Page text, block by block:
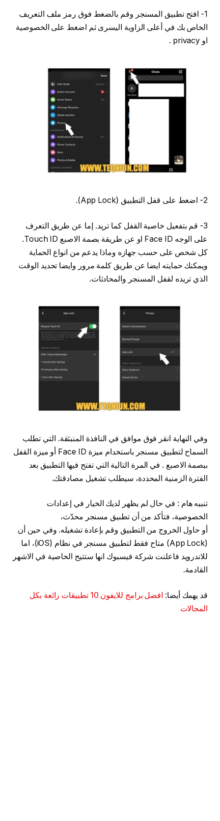
1- افتح تطبيق المسنجر وقم بالضغط فوق رمز ملف التعريف
الخاص بك في أعلى الزاوية اليسرى ثم اضغط على الخصوصية
او privacy .
2- اضغط على قفل التطبيق (App Lock).
3- قم بتفعيل خاصية القفل كما تريد. إما عن طريق التعرف
على الوجه Face ID او عن طريقة بصمة الاصبع Touch ID.
كل شخص على حسب جهازه وماذا يدعم من انواع الحماية
ويمكنك حمايته ايضا عن طريق كلمة مرور وايضا تحديد الوقت
الذي تريده لقفل المسنجر والمحادثات.
وفي النهاية انقر فوق موافق في النافذة المنبثقة. التي تطلب
السماح لتطبيق مسنجر باستخدام ميزة Face ID أو ميزة القفل
ببصمة الاصبع . في المرة التالية التي تفتح فيها التطبيق بعد
الفترة الزمنية المحددة، سيطلب تشغيل مصادقتك.
تنبيه هام : في حال لم يظهر لديك الخيار في إعدادات
الخصوصية، فتأكد من أن تطبيق مسنجر محدّث،
أو حاول الخروج من التطبيق وقم بإعادة تشغيله. وفي حين أن
(App Lock) متاح فقط لتطبيق مسنجر في نظام (iOS)، اما
للاندرويد فاعلنت شركة فيسبوك انها ستتيح الخاصية في الاشهر
القادمة.
قد يهمك أيضا:
افضل برامج للايفون 10 تطبيقات رائعة بكل
المجالات